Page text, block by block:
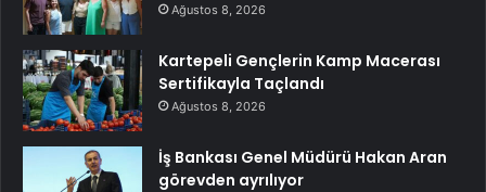
Ağustos 8, 2026
Kartepeli Gençlerin Kamp Macerası
Sertifikayla Taçlandı
Ağustos 8, 2026
İş Bankası Genel Müdürü Hakan Aran
görevden ayrılıyor